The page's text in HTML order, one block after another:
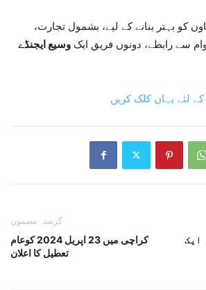
کو بہتر بنانے کے لیے، بشمول تجارت،
سے رابطے، دونوں فریق ایک وسیع ایجنڈے
کے لئے یہاں کلک کریں
گزشتہ مضمون
کراچی میں 23 اپریل 2024 کوعام
تعطیل کا اعلان
ایک